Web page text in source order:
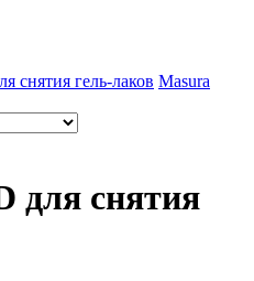
снятия гель-лаков Masura
для снятия